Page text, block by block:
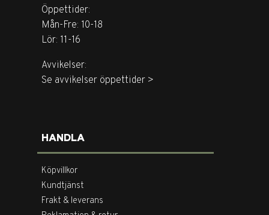
Öppettider:
Mån-Fre: 10-18
Lör: 11-16
Avvikelser:
Se avvikelser öppettider >
HANDLA
Köpvillkor
Kundtjänst
Frakt & leverans